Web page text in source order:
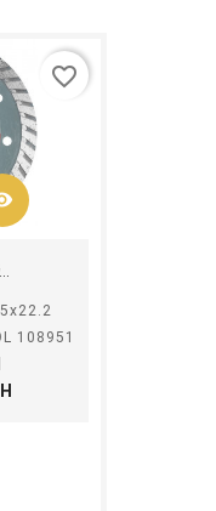
108951
favorite_border